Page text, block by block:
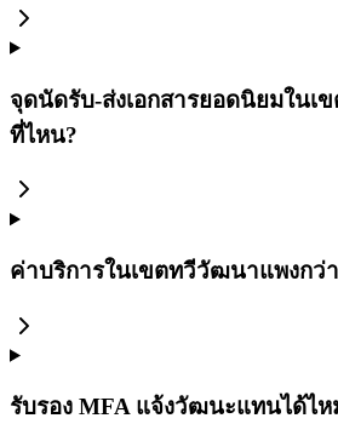
จุดนัดรับ-ส่งเอกสารยอดนิยมใน
ที่ไหน?
ค่าบริการในเขตทวีวัฒนาแพงกว่
รับรอง MFA แจ้งวัฒนะแทนได้ไห